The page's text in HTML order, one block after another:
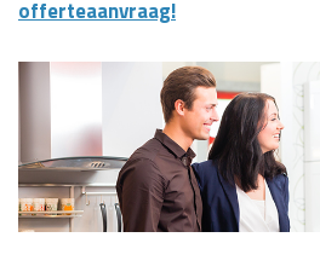
offerteaanvraag!